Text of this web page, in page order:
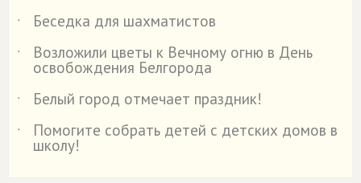
˙
Беседка для шахматистов
˙
Возложили цветы к Вечному огню в День
освобождения Белгорода
˙
Белый город отмечает праздник!
˙
Помогите собрать детей с детских домов в
школу!